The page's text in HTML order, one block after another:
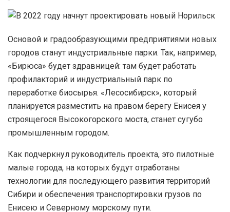
Основой и градообразующими предприятиями новых
городов станут индустриальные парки. Так, например,
«Бирюса» будет здравницей: там будет работать
профилакторий и индустриальный парк по
переработке биосырья. «Лесосибирск», который
планируется разместить на правом берегу Енисея у
строящегося Высокогорского моста, станет сугубо
промышленным городом.
Как подчеркнул руководитель проекта, это пилотные
малые города, на которых будут отработаны
технологии для последующего развития территорий
Сибири и обеспечения транспортировки грузов по
Енисею и Северному морскому пути.